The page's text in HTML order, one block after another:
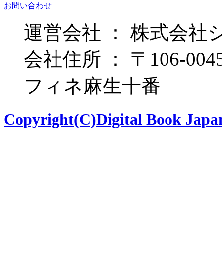
お問い合わせ
運営会社 ： 株式会社
会社住所 ： 〒106-
フィネ麻生十番
Copyright(C)Digital Book